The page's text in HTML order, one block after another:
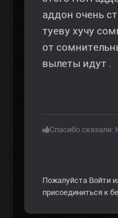
аддон очень
туеву хучу
от
вылеты идут .
Спасибо сказали:
Пожалуйста Войти
присоединиться к